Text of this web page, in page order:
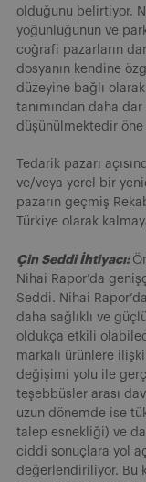
olduğunu belirtiyor.
yoğunluğunun ve
coğrafi pazarların
dosyanın kendine
düzeyine bağlı
tanımından daha
düşünülmektedir öne
Tedarik pazarı
ve/veya yerel bir
pazarın geçmiş
Türkiye olarak
Çin Seddi İhtiyacı:
Nihai Rapor’da
Seddi. Nihai
daha sağlıklı ve
oldukça etkili
markalı ürünlere
değişimi yolu ile
teşebbüsler arası
uzun dönemde ise
talep esnekliği) ve
ciddi sonuçlara yol
değerlendiriliyor. Bu